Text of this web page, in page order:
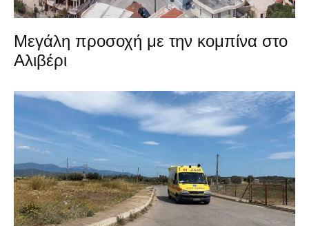
Μεγάλη προσοχή με την κομπίνα στο
Αλιβέρι